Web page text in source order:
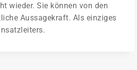
wieder. Sie können von den
Aussagekraft. Als einziges